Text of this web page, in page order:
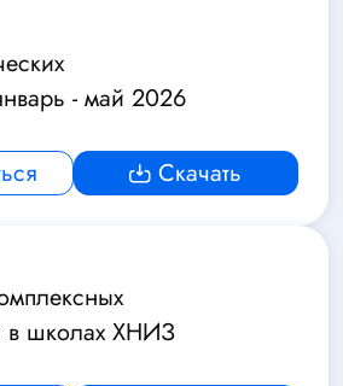
- май 2026
Скачать
в школах ХНИЗ